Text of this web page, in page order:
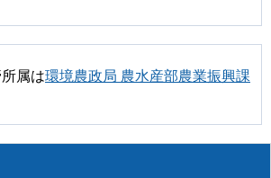
属は環境農政局 農水産部農業振興課